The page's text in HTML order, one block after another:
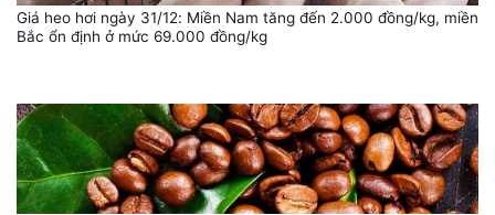
Giá heo hơi ngày 31/12: Miền Nam tăng đến 2.000 đồng/kg, miền
Bắc ổn định ở mức 69.000 đồng/kg